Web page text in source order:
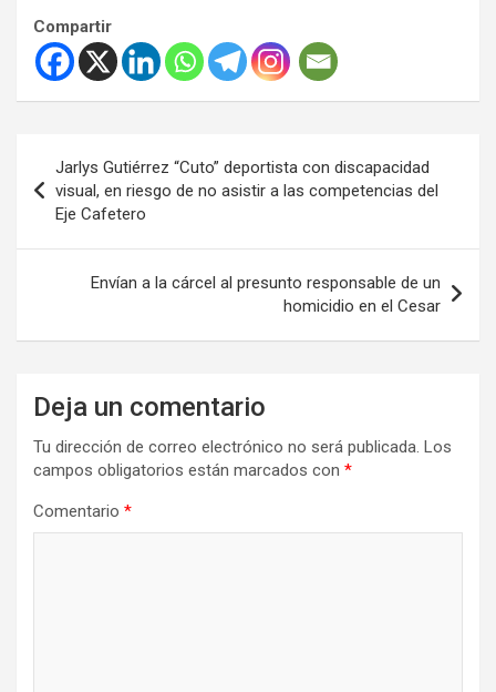
Compartir
de
entradas
Jarlys Gutiérrez “Cuto” deportista con discapacidad
visual, en riesgo de no asistir a las competencias del
Eje Cafetero
Envían a la cárcel al presunto responsable de un
homicidio en el Cesar
Deja un comentario
Tu dirección de correo electrónico no será publicada. Los
campos obligatorios están marcados con *
Comentario *